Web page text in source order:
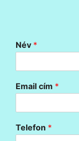
Név *
Email cím *
Telefon *